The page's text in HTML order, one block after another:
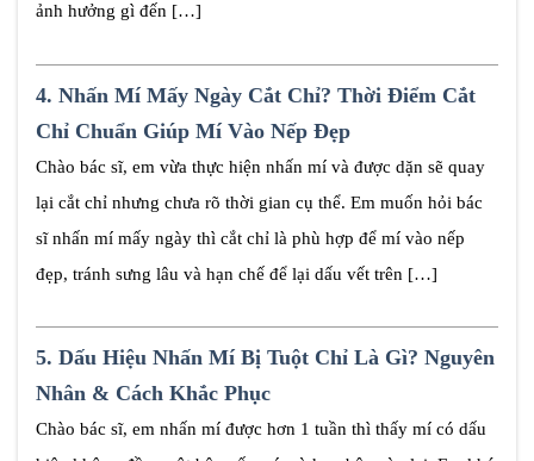
ảnh hưởng gì đến […]
4. Nhấn Mí Mấy Ngày Cắt Chỉ? Thời Điểm Cắt
Chỉ Chuẩn Giúp Mí Vào Nếp Đẹp
Chào bác sĩ, em vừa thực hiện nhấn mí và được dặn sẽ quay
lại cắt chỉ nhưng chưa rõ thời gian cụ thể. Em muốn hỏi bác
sĩ nhấn mí mấy ngày thì cắt chỉ là phù hợp để mí vào nếp
đẹp, tránh sưng lâu và hạn chế để lại dấu vết trên […]
5. Dấu Hiệu Nhấn Mí Bị Tuột Chỉ Là Gì? Nguyên
Nhân & Cách Khắc Phục
Chào bác sĩ, em nhấn mí được hơn 1 tuần thì thấy mí có dấu